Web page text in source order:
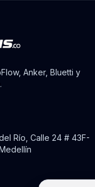
Anker, Bluetti y
Río, Calle 24 # 43F-